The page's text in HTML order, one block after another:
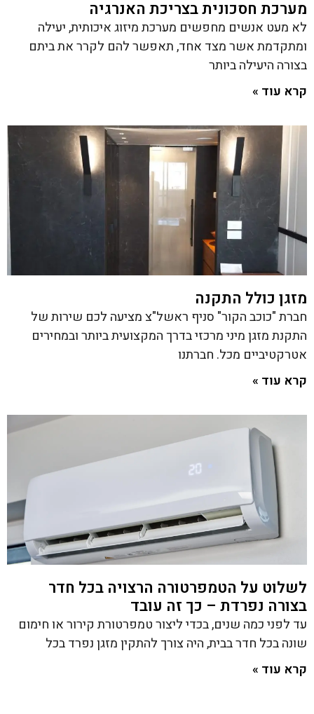
מערכת חסכונית בצריכת האנרגיה
לא מעט אנשים מחפשים מערכת מיזוג איכותית, יעילה
ומתקדמת אשר מצד אחד, תאפשר להם לקרר את ביתם
בצורה היעילה ביותר
קרא עוד »
מזגן כולל התקנה
חברת "כוכב הקור" סניף ראשל"צ מציעה לכם שירות של
התקנת מזגן מיני מרכזי בדרך המקצועית ביותר ובמחירים
אטרקטיביים מכל. חברתנו
קרא עוד »
לשלוט על הטמפרטורה הרצויה בכל חדר
בצורה נפרדת – כך זה עובד
עד לפני כמה שנים, בכדי ליצור טמפרטורת קירור או חימום
שונה בכל חדר בבית, היה צורך להתקין מזגן נפרד בכל
קרא עוד »